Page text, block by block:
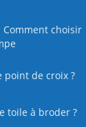
Comment choisir
point de croix ?
toile à broder ?